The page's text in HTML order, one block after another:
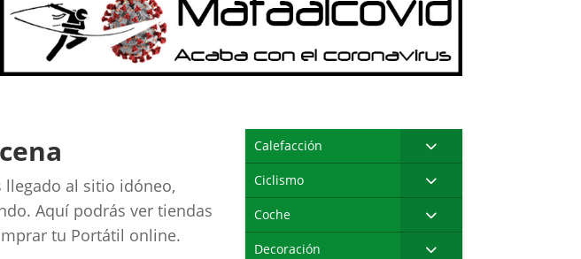
llegado al sitio idóneo,
Aquí podrás ver tiendas
tu Portátil online.
Calefacción
Ciclismo
Coche
Decoración